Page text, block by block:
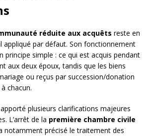
réduite aux acquêts reste en
appliqué par défaut. Son fonctionnement
principe simple : ce qui est acquis pendant
aux deux époux, tandis que les biens
ou reçus par succession/donation
chacun.
plusieurs clarifications majeures
L’arrêt de la première chambre civile
notamment précisé le traitement des